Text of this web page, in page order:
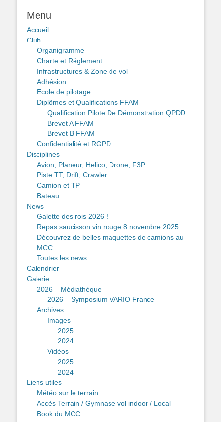
Menu
Accueil
Club
Organigramme
Charte et Réglement
Infrastructures & Zone de vol
Adhésion
Ecole de pilotage
Diplômes et Qualifications FFAM
Qualification Pilote De Démonstration QPDD
Brevet A FFAM
Brevet B FFAM
Confidentialité et RGPD
Disciplines
Avion, Planeur, Helico, Drone, F3P
Piste TT, Drift, Crawler
Camion et TP
Bateau
News
Galette des rois 2026 !
Repas saucisson vin rouge 8 novembre 2025
Découvrez de belles maquettes de camions au
MCC
Toutes les news
Calendrier
Galerie
2026 – Médiathèque
2026 – Symposium VARIO France
Archives
Images
2025
2024
Vidéos
2025
2024
Liens utiles
Météo sur le terrain
Accès Terrain / Gymnase vol indoor / Local
Book du MCC